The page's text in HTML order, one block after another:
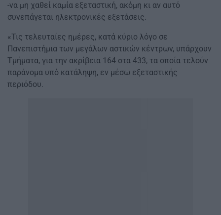
-να μη χαθεί καμία εξεταστική, ακόμη κι αν αυτό
συνεπάγεται ηλεκτρονικές εξετάσεις.
«Τις τελευταίες ημέρες, κατά κύριο λόγο σε
Πανεπιστήμια των μεγάλων αστικών κέντρων, υπάρχουν
Τμήματα, για την ακρίβεια 164 στα 433, τα οποία τελούν
παράνομα υπό κατάληψη, εν μέσω εξεταστικής
περιόδου.